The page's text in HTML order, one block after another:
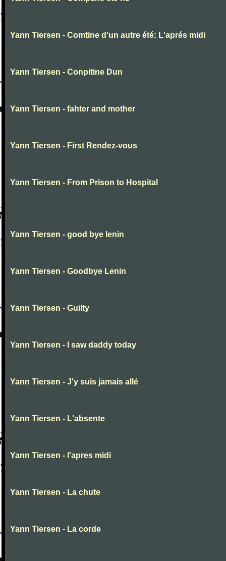
Yann Tiersen - Comtine d'un autre été: L'aprés midi
Yann Tiersen - Conpitine Dun
Yann Tiersen - fahter and mother
Yann Tiersen - First Rendez-vous
Yann Tiersen - From Prison to Hospital
Yann Tiersen - good bye lenin
Yann Tiersen - Goodbye Lenin
Yann Tiersen - Guilty
Yann Tiersen - I saw daddy today
Yann Tiersen - J'y suis jamais allé
Yann Tiersen - L'absente
Yann Tiersen - l'apres midi
Yann Tiersen - La chute
Yann Tiersen - La corde